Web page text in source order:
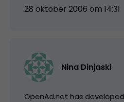
28 oktober 2006 om 14:31
Nina Dinjaski
OpenAd.net has